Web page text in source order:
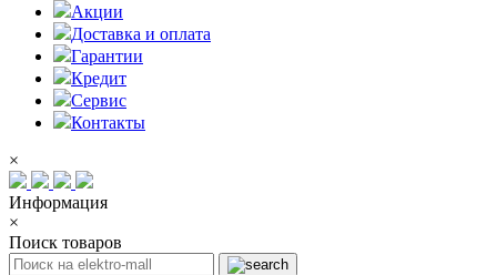
Акции
Доставка и оплата
Гарантии
Кредит
Сервис
Контакты
×
Информация
×
Поиск товаров